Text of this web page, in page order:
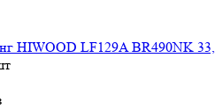
HIWOOD LF129A BR490NK